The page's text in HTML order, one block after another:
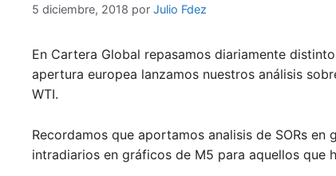
5 diciembre, 2018 por Julio Fdez
En Cartera Global repasamos diariamente
apertura europea lanzamos nuestros análisis
WTI.
Recordamos que aportamos analisis de SORs
intradiarios en gráficos de M5 para aquellos que